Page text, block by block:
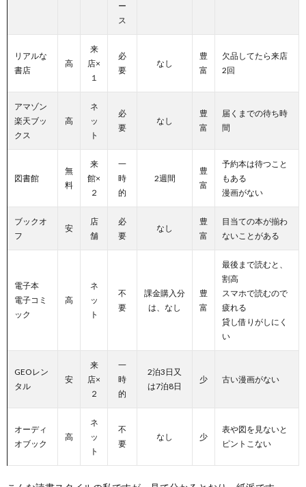
ー
ス
リアルな
書店
高
来
店×
１
必
要
なし
豊
富
欠品してたら来店
2回
アマゾン
楽天ブッ
クス
高
ネ
ッ
ト
必
要
なし
豊
富
届くまでの待ち時
間
図書館
無
料
来
館×
２
一
時
的
2週間
豊
富
予約本は待つこと
もある
漫画がない
ブックオ
フ
安
店
舗
必
要
なし
豊
富
目当ての本が揃わ
ないことがある
電子本
電子コミ
ック
高
ネ
ッ
ト
不
要
課金購入分
は、なし
豊
富
最後まで読むと、
割高
スマホで読むので
疲れる
貸し借りがしにく
い
GEOレン
タル
安
来
店×
２
一
時
的
2泊3日又
は7泊8日
少 古い漫画がない
オーディ
オブック
高
ネ
ッ
ト
不
要
なし 少
表や図を見ないと
ピントこない